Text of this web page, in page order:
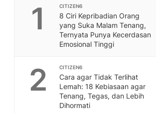
1 CITIZEN6
8 Ciri Kepribadian Orang
yang Suka Malam Tenang,
Ternyata Punya Kecerdasan
Emosional Tinggi
2 CITIZEN6
Cara agar Tidak Terlihat
Lemah: 18 Kebiasaan agar
Tenang, Tegas, dan Lebih
Dihormati